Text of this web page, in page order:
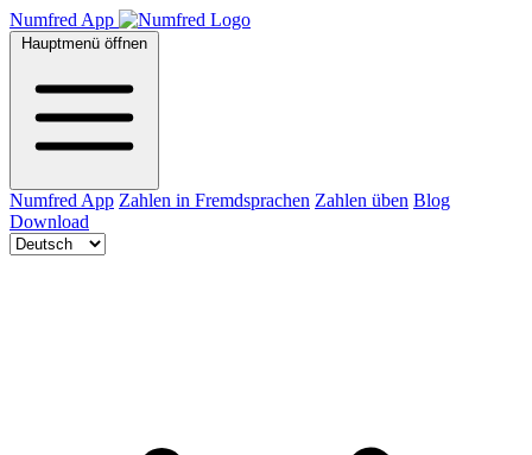
Numfred App
Hauptmenü öffnen
Numfred App Zahlen in Fremdsprachen Zahlen üben Blog
Download